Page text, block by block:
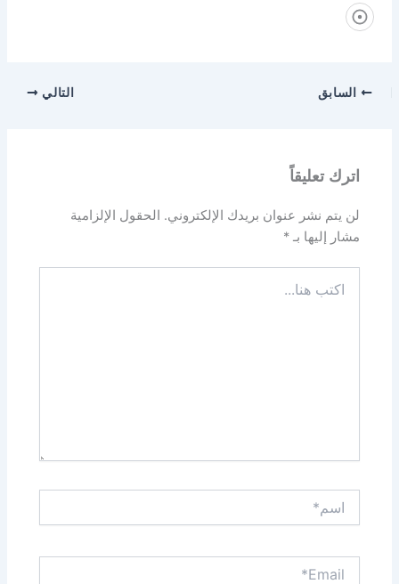
السابق التالي
اترك تعليقاً
لن يتم نشر عنوان بريدك الإلكتروني. الحقول الإلزامية
مشار إليها بـ*
هنا...